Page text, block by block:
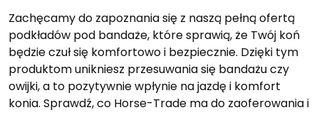
Zachęcamy do zapoznania się z naszą pełną ofertą
podkładów pod bandaże, które sprawią, że Twój koń
będzie czuł się komfortowo i bezpiecznie. Dzięki tym
produktom unikniesz przesuwania się bandażu czy
owijki, a to pozytywnie wpłynie na jazdę i komfort
konia. Sprawdź, co Horse-Trade ma do zaoferowania i